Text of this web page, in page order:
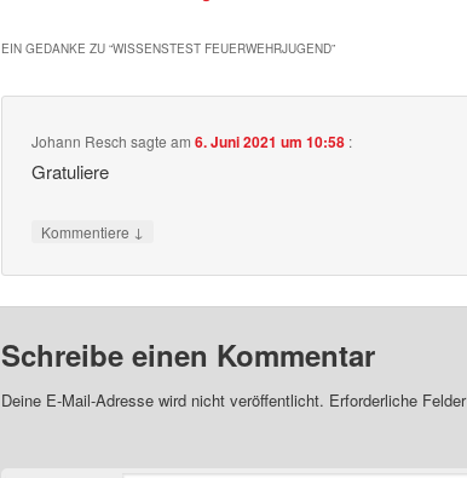
EIN GEDANKE ZU “WISSENSTEST FEUERWEHRJUGEND”
Johann Resch sagte am6. Juni 2021 um 10:58 :
Gratuliere
Kommentiere ↓
Schreibe einen Kommentar
Deine E-Mail-Adresse wird nicht veröffentlicht. Erforderliche